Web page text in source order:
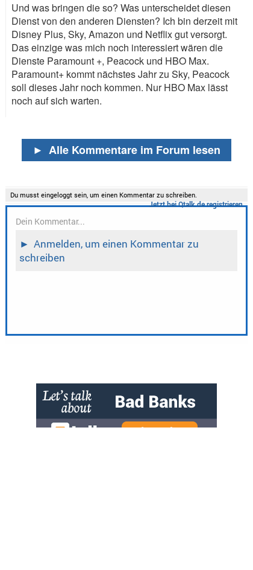
Und was bringen die so? Was unterscheidet diesen
Dienst von den anderen Diensten? Ich bin derzeit mit
Disney Plus, Sky, Amazon und Netflix gut versorgt.
Das einzige was mich noch interessiert wären die
Dienste Paramount +, Peacock und HBO Max.
Paramount+ kommt nächstes Jahr zu Sky, Peacock
soll dieses Jahr noch kommen. Nur HBO Max lässt
noch auf sich warten.
► Alle Kommentare im Forum lesen